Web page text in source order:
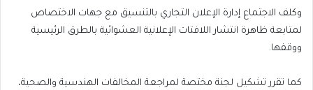
وكلف الاجتماع إدارة الإعلان التجاري بالتنسيق مع جهات الاختصاص
لمتابعة ظاهرة انتشار اللافتات الإعلانية العشوائية بالطرق الرئيسية
ووقفها.
كما تقرر تشكيل لجنة مختصة لمراجعة المخالفات الهندسية والصحية،